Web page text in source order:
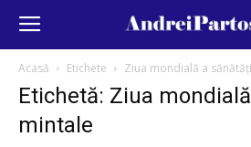
Acasă Etichete Ziua mondială a
Etichetă: Ziua
mintale